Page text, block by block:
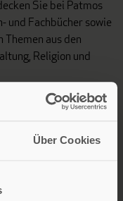
Über Cookies
Sie bei Patmos
und Fachbücher sowie
aus den
Religion und